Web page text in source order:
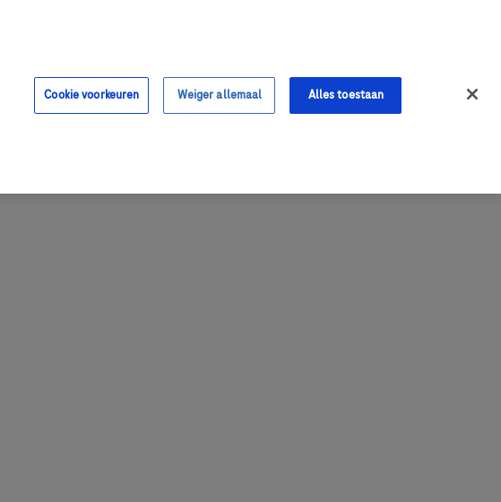
Cookie voorkeuren Weiger allemaal Alles toestaan